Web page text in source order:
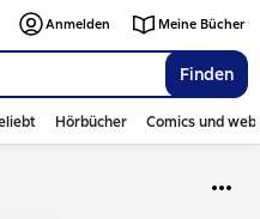
Finden
Anmelden Meine Bücher
Hörbücher Comics und